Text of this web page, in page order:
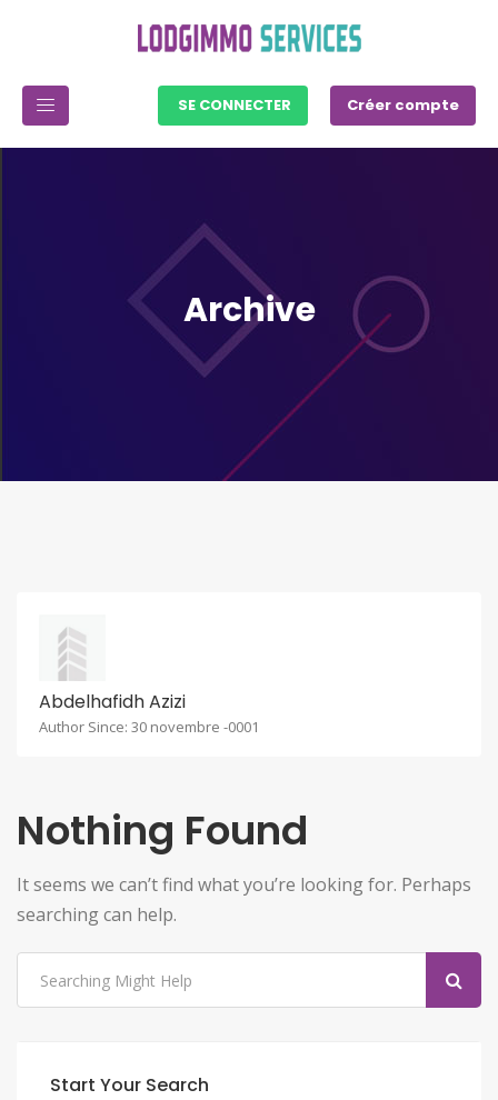
SE CONNECTER Créer compte
Archive
Abdelhafidh Azizi
Author Since: 30 novembre -0001
Nothing Found
It seems we can’t find what you’re looking for. Perhaps
searching can help.
Start Your Search